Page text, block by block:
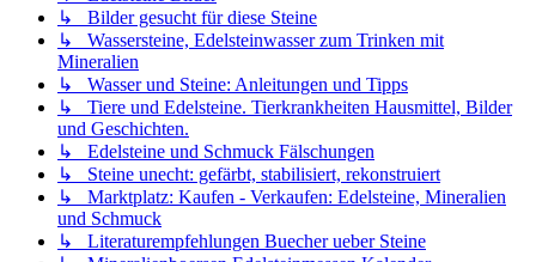
↳ Bilder gesucht für diese Steine
↳ Wassersteine, Edelsteinwasser zum Trinken mit
Mineralien
↳ Wasser und Steine: Anleitungen und Tipps
↳ Tiere und Edelsteine. Tierkrankheiten Hausmittel, Bilder
und Geschichten.
↳ Edelsteine und Schmuck Fälschungen
↳ Steine unecht: gefärbt, stabilisiert, rekonstruiert
↳ Marktplatz: Kaufen - Verkaufen: Edelsteine, Mineralien
und Schmuck
↳ Literaturempfehlungen Buecher ueber Steine